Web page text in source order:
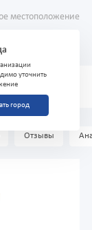
местоположение
уточнить
город
для горла 15мл
Отзывы